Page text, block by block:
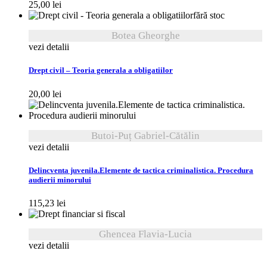
25,00 lei
fără stoc
Botea Gheorghe
vezi detalii
Drept civil – Teoria generala a obligatiilor
20,00 lei
Butoi-Puț Gabriel-Cătălin
vezi detalii
Delincventa juvenila.Elemente de tactica criminalistica. Procedura
audierii minorului
115,23 lei
Ghencea Flavia-Lucia
vezi detalii